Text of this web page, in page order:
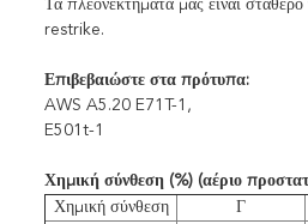
Τα πλεονεκτήματά μας είναι
restrike.
Επιβεβαιώστε στα πρότυπα:
AWS A5.20 E71T-1,
E501t-1
Χημική σύνθεση (%) (αέριο
Χημική σύνθεση
Γ